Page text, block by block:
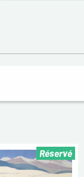
Réservé